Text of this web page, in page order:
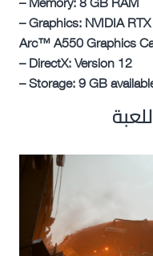
– Graphics: NVIDIA
Arc™ A550 Graphics
– DirectX: Version 12
– Storage: 9 GB